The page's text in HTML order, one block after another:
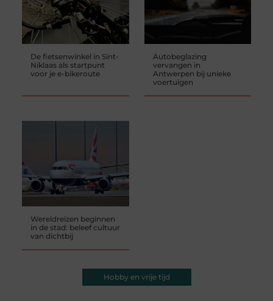
De fietsenwinkel in Sint-
Niklaas als startpunt
voor je e-bikeroute
Autobeglazing
vervangen in
Antwerpen bij unieke
voertuigen
Wereldreizen beginnen
in de stad: beleef cultuur
van dichtbij
Hobby en vrije tijd